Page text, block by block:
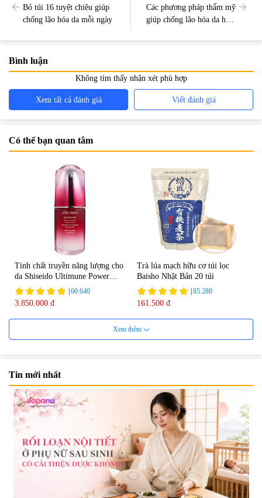
Bỏ túi 16 tuyệt chiêu giúp
chống lão hóa da mỗi ngày
Các phương pháp thẩm mỹ
giúp chống lão hóa da hiệu
Bình luận
Không tìm thấy nhận xét phù hợp
Xem tất cả đánh giá Viết đánh giá
Có thể bạn quan tâm
Tinh chất truyền năng lượng cho
da Shiseido Ultimune Power
75ml
60.640
3.850.000 đ
Trà lúa mạch hữu cơ túi lọc
Baisho Nhật Bản 20 túi
85.280
161.500 đ
Viên uống bổ não Ribeto Shoji
Ichoha Ekisu Plus - 90 viên
57.920
1.450.000 đ
Viên nang uống cải thiện thị lực,
trí nhớ DHA + EPA + Flaxseed
Oil 30 viên/gói - Date 02/2027
|52.346
225.000 đ
Xem thêm
Tin mới nhất